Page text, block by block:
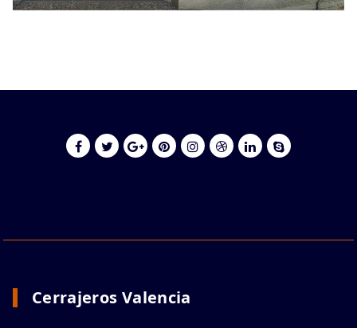
Cerrajeros Valencia